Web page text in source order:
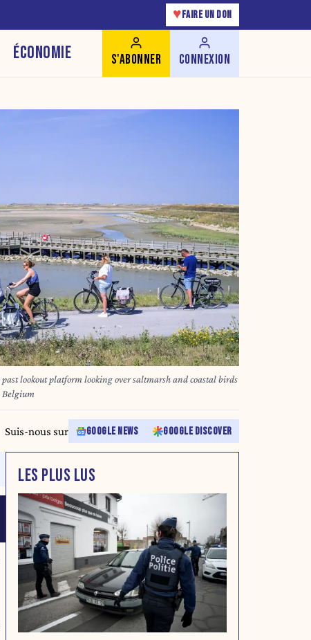
♥ FAIRE UN DON
ÉCONOMIE S'ABONNER CONNEXION
lookout platform looking over saltmarsh and coastal birds
Belgium
Suis-nous sur GOOGLE NEWS GOOGLE DISCOVER
LES PLUS LUS